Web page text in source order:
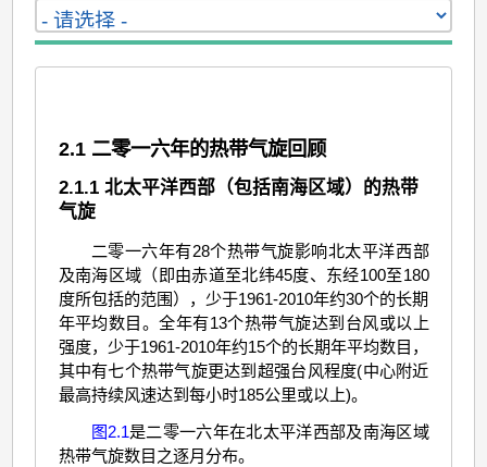
2.1 二零一六年的热带气旋回顾
2.1.1 北太平洋西部（包括南海区域）的热带
气旋
二零一六年有28个热带气旋影响北太平洋西部
及南海区域（即由赤道至北纬45度、东经100至180
度所包括的范围），少于1961-2010年约30个的长期
年平均数目。全年有13个热带气旋达到台风或以上
强度，少于1961-2010年约15个的长期年平均数目，
其中有七个热带气旋更达到超强台风程度(中心附近
最高持续风速达到每小时185公里或以上)。
图2.1是二零一六年在北太平洋西部及南海区域
热带气旋数目之逐月分布。